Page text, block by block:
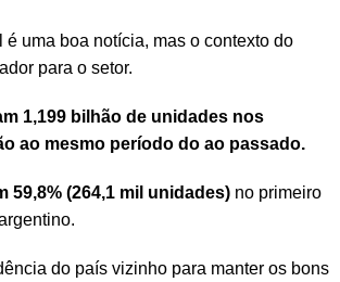
uma boa notícia, mas o contexto do
para o setor.
1,199 bilhão de unidades nos
ao mesmo período do ao passado.
(264,1 mil unidades) no primeiro
do país vizinho para manter os bons